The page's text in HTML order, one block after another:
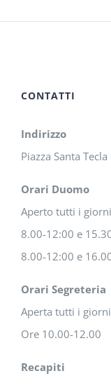
CONTATTI
Indirizzo
Piazza Santa
Orari Duomo
Aperto tutti i giorni
8.00-12:00 e
8.00-12:00 e
Orari Segreteria
Aperta tutti i
Ore 10.00-12.00
Recapiti